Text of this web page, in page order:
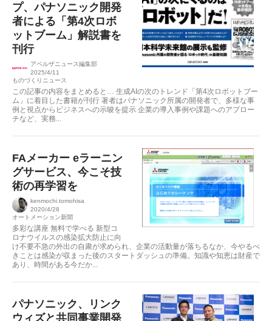
プ、パナソニック開発
者による「第4次ロボ
ットブーム」解説書を
刊行
アペルザニュース編集部
2025/4/11
ものづくりニュース
この記事の内容をまとめると… 生成AIの次のトレンド「第4次ロボットブー
ム」に着目した書籍が刊行 著者はパナソニック所属の開発者で、多様な事
例と視点からビジネスへの示唆を提示 企業の導入事例や課題へのアプロー
チなど、実務...
FAメーカー eラーニン
グサービス、今こそ技
術の再学習を
kenmochi.tomohisa
2020/4/28
オートメーション新聞
多彩な講座 無料で学べる 新型コ
ロナウイルスの感染拡大防止に向
け不要不急の外出の自粛が求められ、企業の活動量が落ちるなか、今やるべ
きことは感染が収まった後のスタートダッシュの準備。知識や知恵は財産で
あり、時間がある今だか...
パナソニック、リンク
ウィズと共同事業開発